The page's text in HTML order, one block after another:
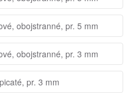
obojstranné, pr. 5 mm
obojstranné, pr. 3 mm
pr. 3 mm